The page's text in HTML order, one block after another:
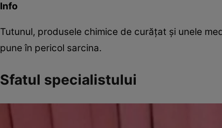
Info
Tutunul, produsele chimice de curăţat şi unele
pune în pericol sarcina.
Sfatul specialistului